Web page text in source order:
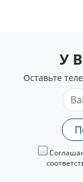
У
Оставьте